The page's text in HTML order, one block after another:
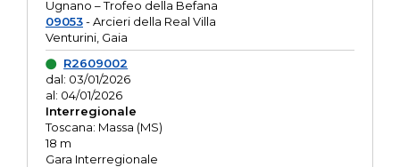
Ugnano – Trofeo della Befana
09053- Arcieri della Real Villa
Venturini, Gaia
R2609002
dal: 03/01/2026
al: 04/01/2026
Interregionale
Toscana: Massa (MS)
18 m
Gara Interregionale